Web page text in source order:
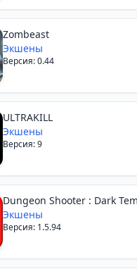
Zombeast
Экшены
Версия: 0.44
ULTRAKILL
Экшены
Версия: 9
Dungeon Shooter : Dark
Экшены
Версия: 1.5.94